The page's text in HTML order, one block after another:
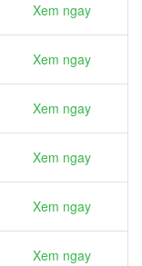
Xem ngay
Xem ngay
Xem ngay
Xem ngay
Xem ngay
Xem ngay